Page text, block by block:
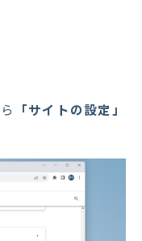
「サイトの設定」